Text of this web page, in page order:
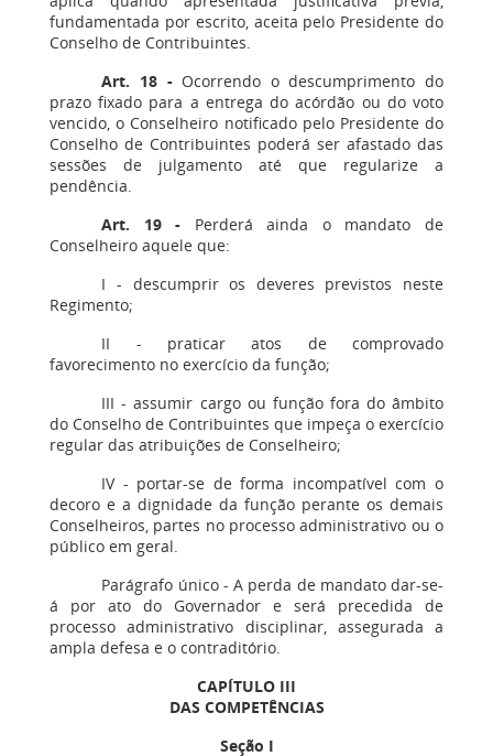
fundamentada por escrito, aceita pelo Presidente do
Conselho de Contribuintes.
Art. 18 - Ocorrendo o descumprimento do
prazo fixado para a entrega do acórdão ou do voto
vencido, o Conselheiro notificado pelo Presidente do
Conselho de Contribuintes poderá ser afastado das
sessões de julgamento até que regularize a
pendência.
Art. 19- Perderá ainda o mandato de
Conselheiro aquele que:
I - descumprir os deveres previstos neste
Regimento;
II - praticar atos de comprovado
favorecimento no exercício da função;
III - assumir cargo ou função fora do âmbito
do Conselho de Contribuintes que impeça o exercício
regular das atribuições de Conselheiro;
IV - portar-se de forma incompatível com o
decoro e a dignidade da função perante os demais
Conselheiros, partes no processo administrativo ou o
público em geral.
Parágrafo único - A perda de mandato dar-se-
á por ato do Governador e será precedida de
processo administrativo disciplinar, assegurada a
ampla defesa e o contraditório.
CAPÍTULO III
DAS COMPETÊNCIAS
Seção I